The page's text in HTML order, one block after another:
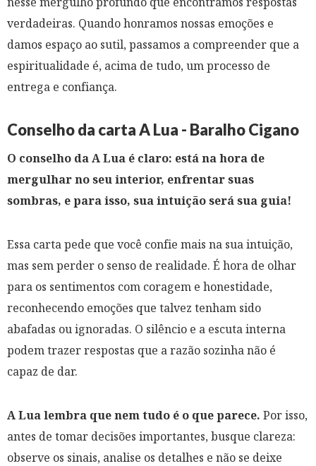
verdadeiras. Quando honramos nossas emoções e
damos espaço ao sutil, passamos a compreender que a
espiritualidade é, acima de tudo, um processo de
entrega e confiança.
Conselho da carta A Lua - Baralho Cigano
O conselho da A Lua é claro: está na hora de
mergulhar no seu interior, enfrentar suas
sombras, e para isso, sua intuição será sua guia!
Essa carta pede que você confie mais na sua intuição,
mas sem perder o senso de realidade. É hora de olhar
para os sentimentos com coragem e honestidade,
reconhecendo emoções que talvez tenham sido
abafadas ou ignoradas. O silêncio e a escuta interna
podem trazer respostas que a razão sozinha não é
capaz de dar.
A Lua lembra que nem tudo é o que parece. Por isso,
antes de tomar decisões importantes, busque clareza:
observe os sinais, analise os detalhes e não se deixe